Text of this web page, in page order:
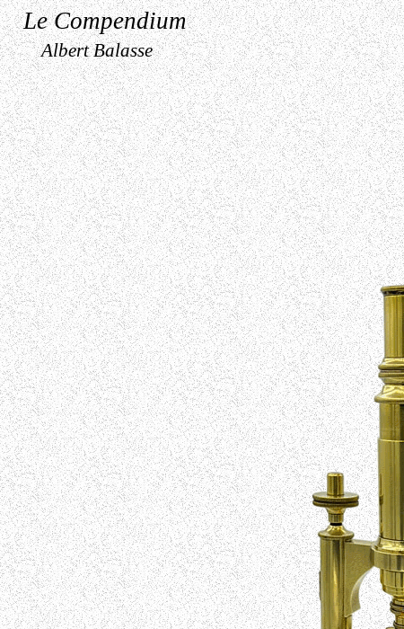
Le Compendium
Albert Balasse